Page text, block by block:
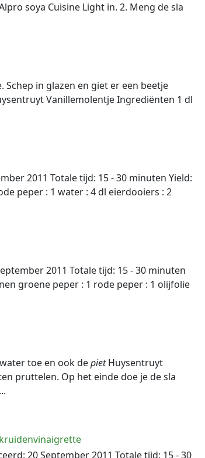
soya Cuisine Light in. 2. Meng de sla
Schep in glazen en giet er een beetje
Vanillemolentje Ingrediënten 1 dl
2011 Totale tijd: 15 - 30 minuten Yield:
peper : 1 water : 4 dl eierdooiers : 2
2011 Totale tijd: 15 - 30 minuten
groene peper : 1 rode peper : 1 olijfolie
toe en ook depietHuysentruyt
pruttelen. Op het einde doe je de sla
20 September 2011 Totale tijd: 15 - 30